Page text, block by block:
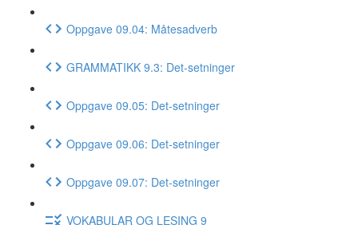
Oppgave 09.04: Måtesadverb
GRAMMATIKK 9.3: Det-setninger
Oppgave 09.05: Det-setninger
Oppgave 09.06: Det-setninger
Oppgave 09.07: Det-setninger
VOKABULAR OG LESING 9